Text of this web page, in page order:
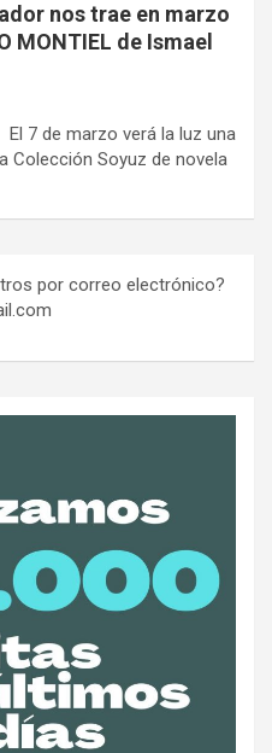
nos trae en marzo
MONTIEL de Ismael
7 de marzo verá la luz una
Colección Soyuz de novela
por correo electrónico?